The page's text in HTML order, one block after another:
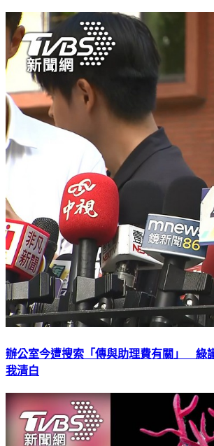
辦公室今遭搜索「傳與助理費有關」 綠
我清白